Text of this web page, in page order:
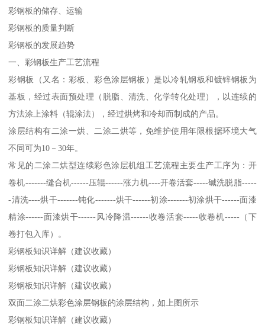
彩钢板的储存、运输
彩钢板的质量判断
彩钢板的发展趋势
一、彩钢板生产工艺流程
彩钢板（又名：彩板、彩色涂层钢板）是以冷轧钢板和镀锌钢板为
基板，经过表面预处理（脱脂、清洗、化学转化处理），以连续的
方法涂上涂料（辊涂法），经过烘烤和冷却而制成的产品。
涂层结构有二涂一烘、二涂二烘等，免维护使用年限根据环境大气
不同可为10－30年。
常见的二涂二烘型连续彩色涂层机组工艺流程主要生产工序为：开
卷机-------缝合机------压辊------涨力机----开卷活套-----碱洗脱脂-----
-清洗----烘干-------钝化-------烘干------初涂-------初涂烘干------面漆
精涂------面漆烘干------风冷降温------收卷活套-----收卷机-----（下
卷打包入库）。
彩钢板知识详解（建议收藏）
彩钢板知识详解（建议收藏）
彩钢板知识详解（建议收藏）
双面二涂二烘彩色涂层钢板的涂层结构，如上图所示
彩钢板知识详解（建议收藏）